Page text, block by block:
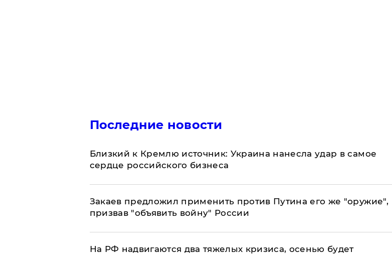
Последние новости
Близкий к Кремлю источник: Украина нанесла удар в самое
сердце российского бизнеса
Закаев предложил применить против Путина его же "оружие",
призвав "объявить войну" России
На РФ надвигаются два тяжелых кризиса, осенью будет